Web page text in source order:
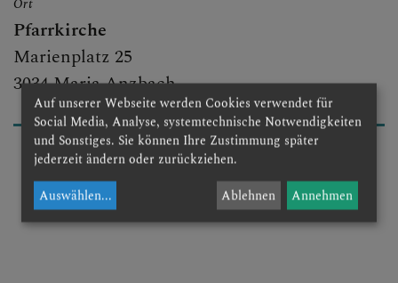
Ort
Pfarrkirche
Marienplatz 25
3034 Maria Anzbach
Auf unserer Webseite werden Cookies verwendet für
Social Media, Analyse, systemtechnische Notwendigkeiten
und Sonstiges. Sie können Ihre Zustimmung später
jederzeit ändern oder zurückziehen.
Auswählen... Ablehnen Annehmen